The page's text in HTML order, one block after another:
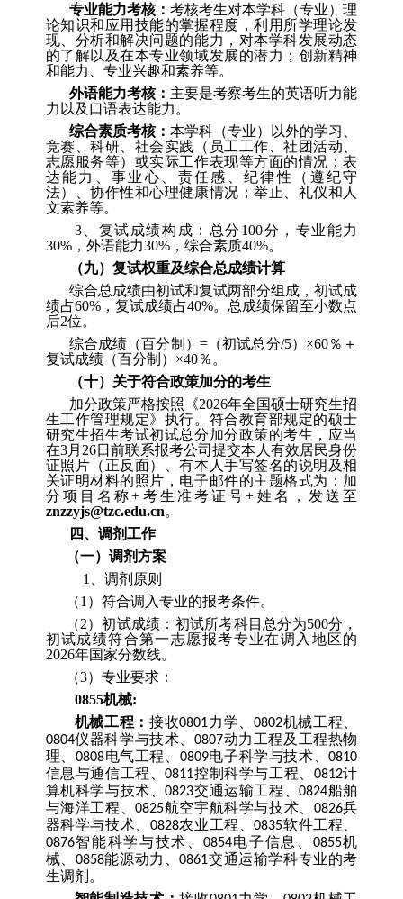
专业能力考核： 考核考生对本学科（专业）理
论知识和应用技能的掌握程度，利用所学理论发
现、分析和解决问题的能力，对本学科发展动态
的了解以及在本专业领域发展的潜力；创新精神
和能力、专业兴趣和素养等。
外语能力考核： 主要是考察考生的英语听力能
力以及口语表达能力。
综合素质考核： 本学科（专业）以外的学习、
竞赛、科研、社会实践（员工工作、社团活动、
志愿服务等）或实际工作表现等方面的情况；表
达能力、事业心、责任感、纪律性（遵纪守
法）、协作性和心理健康情况；举止、礼仪和人
文素养等。
3、 复试成绩构成：总分 100分，专业能力
30%，外语能力30%，综合素质40%。
（九） 复试权重及综合总成绩计算
综合总成绩由初试和复试两部分组成，初试成
绩占60%，复试成绩占40%。总成绩保留至小数点
后2位。
综合成绩（百分制） =（初试总分/5） ×60％＋
复试成绩（百分制） ×40％。
（十） 关于符合政策加分的考生
加分政策严格按照《2026年全国硕士研究生招
生工作管理规定》执行。符合教育部规定的硕士
研究生招生考试初试总分加分政策的考生，应当
在3月 26日前联系报考公司提交本人有效居民身份
证照片（正反面）、有本人手写签名的说明及相
关证明材料的照片，电子邮件的主题格式为：加
分项目名称+ 考生准考证号+ 姓名，发送至
znzzyjs@tzc.edu.cn。
四、调剂工作
（一） 调剂方案
1
调剂原则
（1 ）符合调入专业的报考条件。
（2）初试成绩： 初试所考科目总分为500分，
初试成绩符合第一志愿报考专业在调入地区的
2026年国家分数线。
（3）专业要求：
0855机械:
机械工程： 接收0801力学、0802机械工程、
0804仪器科学与技术、 0807动力工程及工程热物
理、 0808电气工程、 0809电子科学与技术、0810
信息与通信工程、0811控制科学与工程、 0812计
算机科学与技术、0823交通运输工程、0824船舶
与海洋工程、0825航空宇航科学与技术、 0826兵
器科学与技术、 0828农业工程、0835软件工程、
0876智能科学与技术、 0854电子信息、 0855机
械、 0858能源动力、0861交通运输学科专业的考
生调剂 。